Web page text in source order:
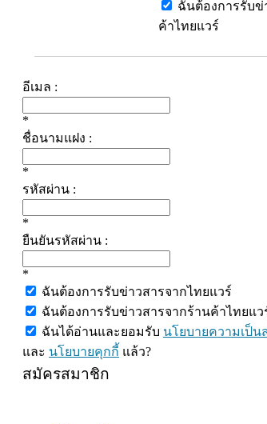
ฉันต้องการรับข่
ค้าไทยแวร์
อีเมล :
*
ชื่อนามแฝง :
*
รหัสผ่าน :
*
ยืนยันรหัสผ่าน :
*
ฉันต้องการรับข่าวสารจากไทยแวร์
ฉันต้องการรับข่าวสารจากร้านค้าไทยแว
ฉันได้อ่านและยอมรับ นโยบายความเป็น
และ นโยบายคุกกี้ แล้ว?
สมัครสมาชิก